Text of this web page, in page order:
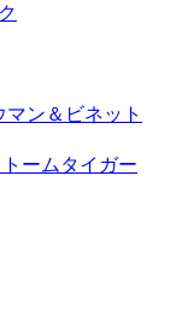
マン＆ビネット
ームタイガー